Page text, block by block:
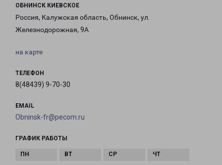
ОБНИНСК КИЕВСКОЕ
Россия, Калужская область, Обнинск, ул.
Железнодорожная, 9А
на карте
ТЕЛЕФОН
8(48439) 9-70-30
EMAIL
Obninsk-fr@pecom.ru
ГРАФИК РАБОТЫ